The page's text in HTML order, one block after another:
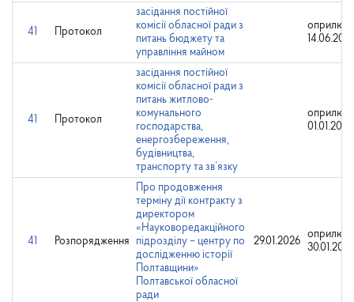
41 Протокол
засідання постійної
комісії обласної ради з
питань бюджету та
управління майном
41 Протокол
засідання постійної
комісії обласної ради з
питань житлово-
комунального
господарства,
енергозбереження,
будівництва,
транспорту та зв’язку
01.01.2026
41 Розпорядження
Про продовження
терміну дії контракту з
директором
«Науковоредакційного
підрозділу – центру по
дослідженню історії
Полтавщини»
Полтавської обласної
ради
29.01.2026
30.01.2026